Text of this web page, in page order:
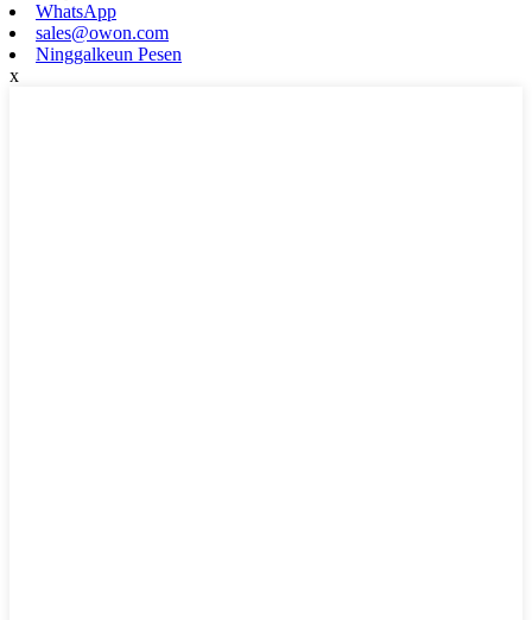
WhatsApp
sales@owon.com
Ninggalkeun Pesen
x